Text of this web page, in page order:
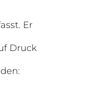
Er
Druck